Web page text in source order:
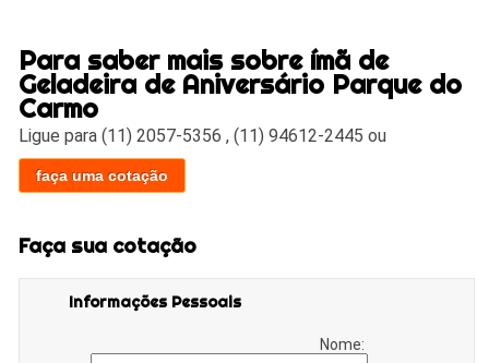
Para saber mais sobre ímã de
Geladeira de Aniversário Parque do
Carmo
Ligue para(11) 2057-5356 ,(11) 94612-2445 ou
faça uma cotação
Faça sua cotação
Informações Pessoais
Nome: